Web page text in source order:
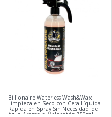
Billionaire Waterless Wash&Wax
Limpieza en Seco con Cera Líquida
Rápida en Spray Sin Necesidad de
Agua Aroma a Melocotón 750ml